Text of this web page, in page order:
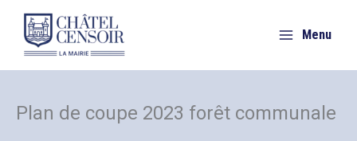
contenu
Menu
Plan de coupe 2023 forêt communale